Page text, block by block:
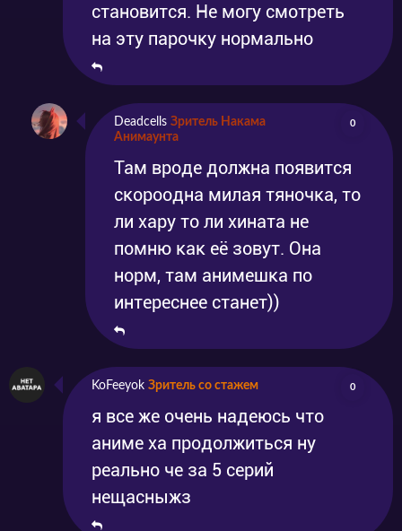
становится. Не могу смотреть
на эту парочку нормально
Deadcells Зритель Накама
Анимаунта
0
Там вроде должна появится
скороодна милая тяночка, то
ли хару то ли хината не
помню как её зовут. Она
норм, там анимешка по
интереснее станет))
KoFeeyok Зритель со стажем 0
я все же очень надеюсь что
аниме ха продолжиться ну
реально че за 5 серий
нещасныжз